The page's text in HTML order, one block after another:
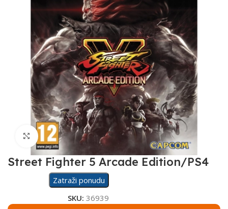
Click to enlarge
Street Fighter 5 Arcade Edition/PS4
Zatraži ponudu
SKU: 36939